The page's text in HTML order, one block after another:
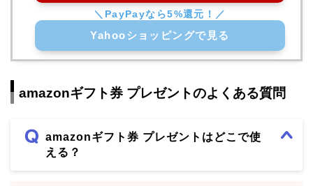
Yahooショッピングで見る
amazonギフト券 プレゼントのよくある質問
amazonギフト券 プレゼントはどこで使
える？